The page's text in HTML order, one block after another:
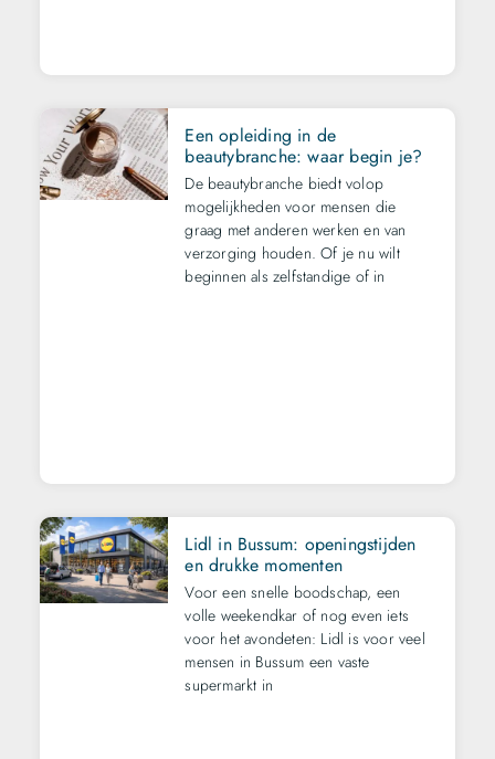
Een opleiding in de
beautybranche: waar begin je?
De beautybranche biedt volop
mogelijkheden voor mensen die
graag met anderen werken en van
verzorging houden. Of je nu wilt
beginnen als zelfstandige of in
Lidl in Bussum: openingstijden
en drukke momenten
Voor een snelle boodschap, een
volle weekendkar of nog even iets
voor het avondeten: Lidl is voor veel
mensen in Bussum een vaste
supermarkt in